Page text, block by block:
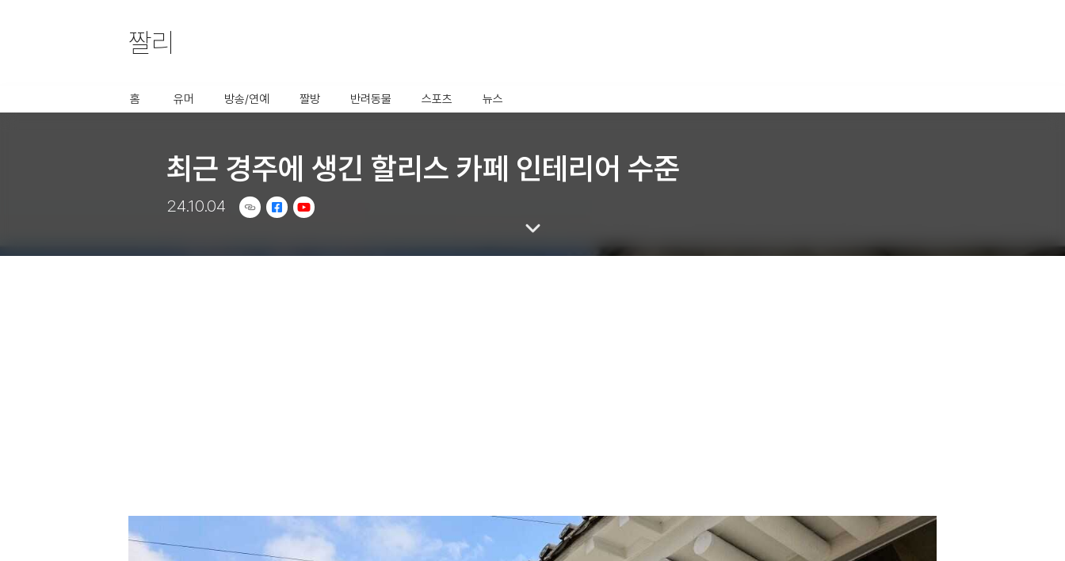
사용할 공유 링크를 선택 해 주세요.
짤리
홈 유머 방송/연예 짤방 반려동물 스포츠 뉴스
최근 경주에 생긴 할리스 카페 인테리어 수준
24.10.04